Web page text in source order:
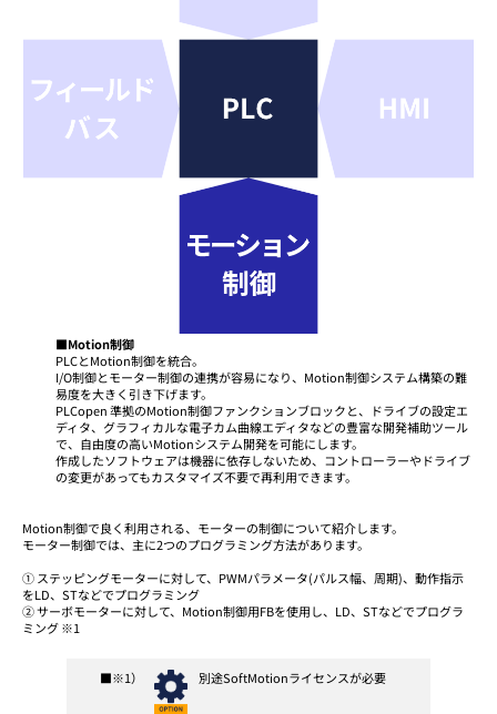
■Motion制御
PLCとMotion制御を統合。
I/O制御とモーター制御の連携が容易になり、Motion制御システム構築の難
易度を大きく引き下げます。
PLCopen 準拠のMotion制御ファンクションブロックと、ドライブの設定エ
ディタ、グラフィカルな電子カム曲線エディタなどの豊富な開発補助ツール
で、自由度の高いMotionシステム開発を可能にします。
作成したソフトウェアは機器に依存しないため、コントローラーやドライブ
の変更があってもカスタマイズ不要で再利用できます。
Motion制御で良く利用される、モーターの制御について紹介します。
モーター制御では、主に2つのプログラミング方法があります。
① ステッピングモーターに対して、PWMパラメータ(パルス幅、周期)、動作指示
をLD、STなどでプログラミング
② サーボモーターに対して、Motion制御用FBを使用し、LD、STなどでプログラ
ミング ※1
■※1） 別途SoftMotionライセンスが必要